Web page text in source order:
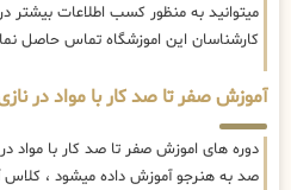
میتوانید به منظور کسب اطلاعات بیشتر
کارشناسان این اموزشگاه تماس حاصل
آموزش صفر تا صد کار با مواد در
دوره های اموزش صفر تا صد کار با مواد
صد به هنرجو آموزش داده میشود ، کلاس